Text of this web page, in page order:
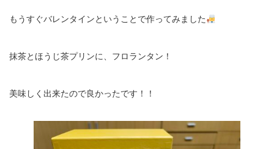
もうすぐバレンタインということで作ってみました
抹茶とほうじ茶プリンに、フロランタン！
美味しく出来たので良かったです！！